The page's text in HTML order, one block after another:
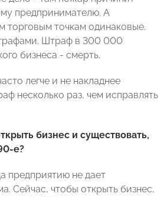
предпринимателю. А
торговым точкам одинаковые.
Штраф в 300 000
бизнеса - смерть.
легче и не накладнее
несколько раз, чем исправлять
бизнес и существовать,
е?
предприятию не дает
Сейчас, чтобы открыть бизнес,